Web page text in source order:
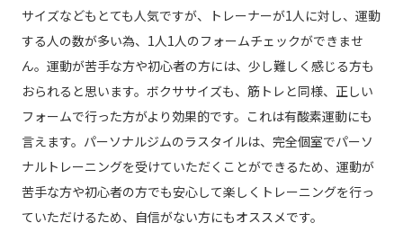
サイズなどもとても人気ですが、トレーナーが1人に対し、運動
する人の数が多い為、1人1人のフォームチェックができませ
ん。運動が苦手な方や初心者の方には、少し難しく感じる方も
おられると思います。ボクササイズも、筋トレと同様、正しい
フォームで行った方がより効果的です。これは有酸素運動にも
言えます。パーソナルジムのラスタイルは、完全個室でパーソ
ナルトレーニングを受けていただくことができるため、運動が
苦手な方や初心者の方でも安心して楽しくトレーニングを行っ
ていただけるため、自信がない方にもオススメです。